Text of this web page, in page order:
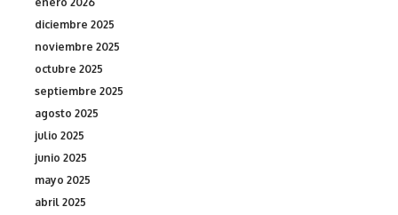
diciembre 2025
noviembre 2025
octubre 2025
septiembre 2025
agosto 2025
julio 2025
junio 2025
mayo 2025
abril 2025